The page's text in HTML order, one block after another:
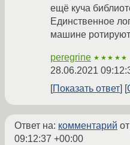
ещё куча
Единственное
машине
peregrine ★★★★★
28.06.2021
Показать ответ
Ответ на: комментарий
09:12:37 +00:00